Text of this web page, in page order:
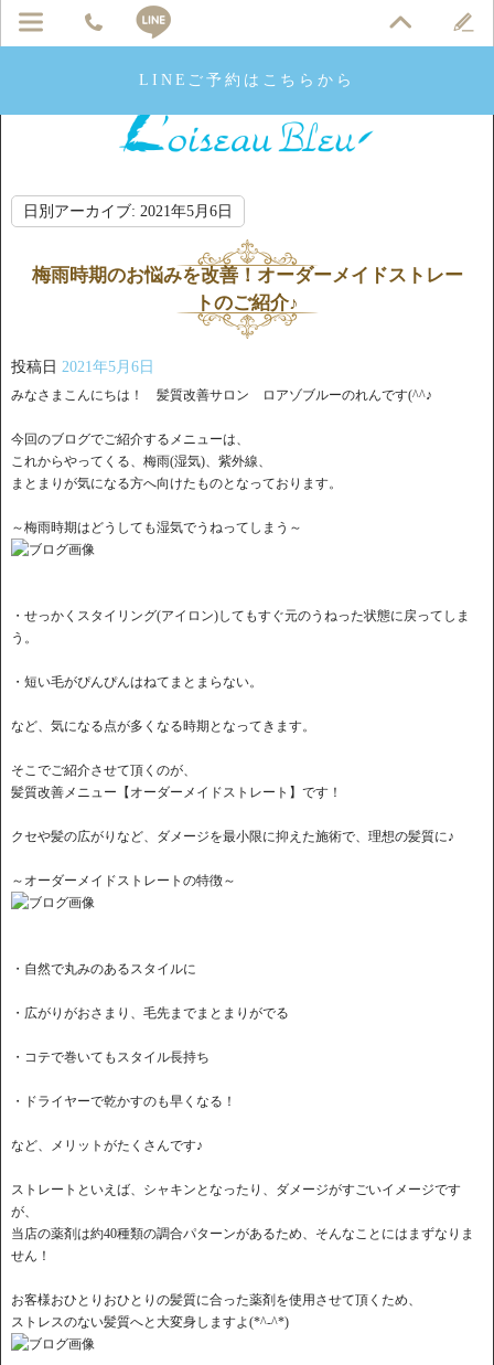
LINEご予約はこちらから
日別アーカイブ: 2021年5月6日
梅雨時期のお悩みを改善！オーダーメイドストレー
トのご紹介♪
投稿日 2021年5月6日
みなさまこんにちは！ 髪質改善サロン ロアゾブルーのれんです(^^♪
今回のブログでご紹介するメニューは、
これからやってくる、梅雨(湿気)、紫外線、
まとまりが気になる方へ向けたものとなっております。
～梅雨時期はどうしても湿気でうねってしまう～
・せっかくスタイリング(アイロン)してもすぐ元のうねった状態に戻ってしま
う。
・短い毛がぴんぴんはねてまとまらない。
など、気になる点が多くなる時期となってきます。
そこでご紹介させて頂くのが、
髪質改善メニュー【オーダーメイドストレート】です！
クセや髪の広がりなど、ダメージを最小限に抑えた施術で、理想の髪質に♪
～オーダーメイドストレートの特徴～
・自然で丸みのあるスタイルに
・広がりがおさまり、毛先までまとまりがでる
・コテで巻いてもスタイル長持ち
・ドライヤーで乾かすのも早くなる！
など、メリットがたくさんです♪
ストレートといえば、シャキンとなったり、ダメージがすごいイメージです
が、
当店の薬剤は約40種類の調合パターンがあるため、そんなことにはまずなりま
せん！
お客様おひとりおひとりの髪質に合った薬剤を使用させて頂くため、
ストレスのない髪質へと大変身しますよ(*^-^*)